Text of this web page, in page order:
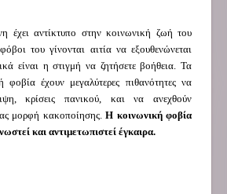
έχει αντίκτυπο στην κοινωνική ζωή του
του γίνονται αιτία να εξουθενώνεται
είναι η στιγμή να ζητήσετε βοήθεια. Τα
φοβία έχουν μεγαλύτερες πιθανότητες να
κρίσεις πανικού, και να ανεχθούν
μορφή κακοποίησης.Η κοινωνική φοβία
και αντιμετωπιστεί έγκαιρα.